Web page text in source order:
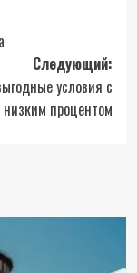
Следующий:
условия с
низким процентом